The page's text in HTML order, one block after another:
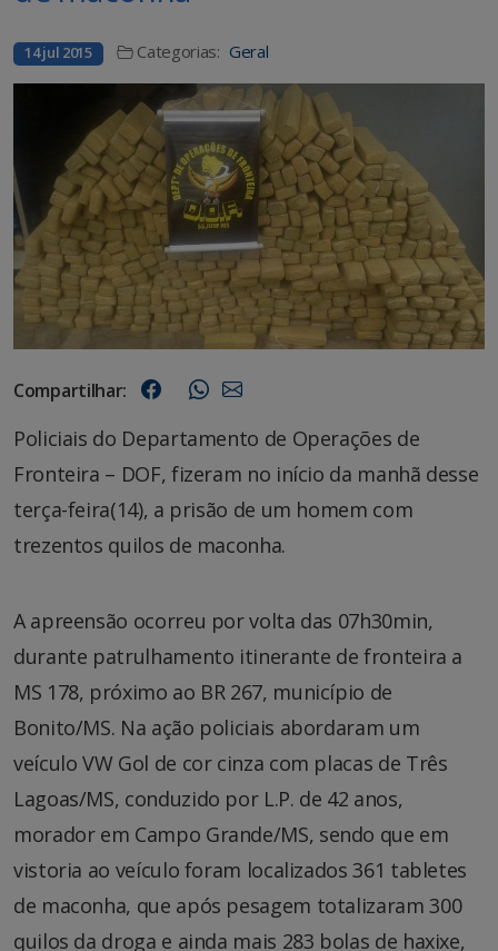
14 jul 2015 Categorias: Geral
Compartilhar:
Policiais do Departamento de Operações de
Fronteira – DOF, fizeram no início da manhã desse
terça-feira(14), a prisão de um homem com
trezentos quilos de maconha.
A apreensão ocorreu por volta das 07h30min,
durante patrulhamento itinerante de fronteira a
MS 178, próximo ao BR 267, município de
Bonito/MS. Na ação policiais abordaram um
veículo VW Gol de cor cinza com placas de Três
Lagoas/MS, conduzido por L.P. de 42 anos,
morador em Campo Grande/MS, sendo que em
vistoria ao veículo foram localizados 361 tabletes
de maconha, que após pesagem totalizaram 300
quilos da droga e ainda mais 283 bolas de haxixe,